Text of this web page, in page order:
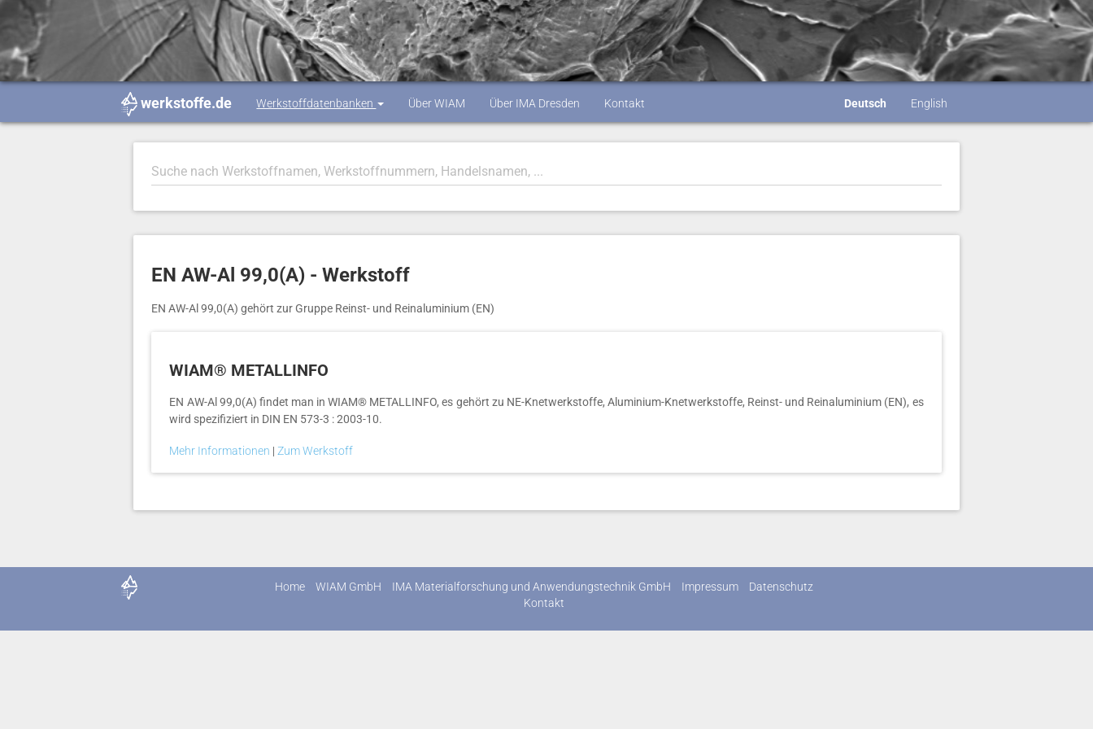
werkstoffe.de Werkstoffdatenbanken Über WIAM Über IMA Dresden Kontakt Deutsch English
EN AW-Al 99,0(A) - Werkstoff
EN AW-Al 99,0(A) gehört zur Gruppe Reinst- und Reinaluminium (EN)
WIAM® METALLINFO
EN AW-Al 99,0(A) findet man in WIAM® METALLINFO, es gehört zu NE-Knetwerkstoffe, Aluminium-Knetwerkstoffe, Reinst- und Reinaluminium (EN), es
wird spezifiziert in DIN EN 573-3 : 2003-10.
Mehr Informationen | Zum Werkstoff
Home WIAM GmbH IMA Materialforschung und Anwendungstechnik GmbH Impressum
Datenschutz
Kontakt